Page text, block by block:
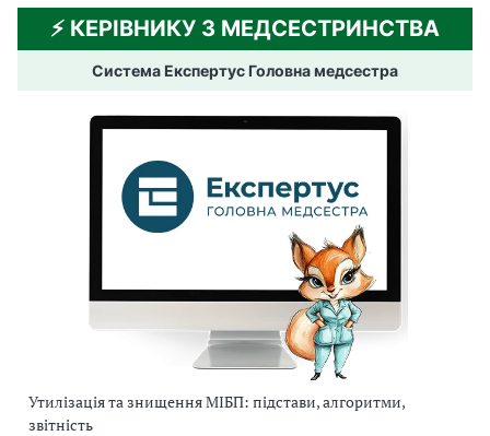
⚡️ КЕРІВНИКУ З МЕДСЕСТРИНСТВА
Система Експертус Головна медсестра
Утилізація та знищення МІБП: підстави, алгоритми,
звітність